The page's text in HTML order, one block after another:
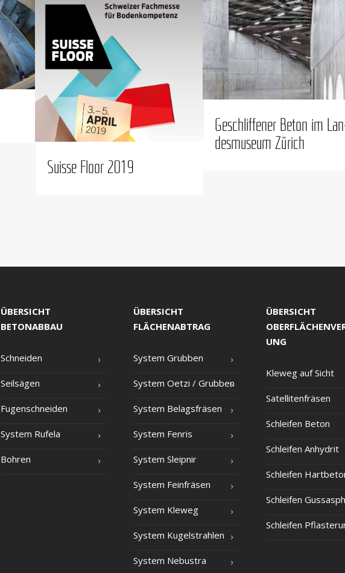
Suis­se Flo­or 2019
Geschlif­fe­ner Beton im
des­mu­se­um Zürich
ÜBERSICHT
BETONABBAU
Schnei­den
Seil­sä­gen
Fugen­schnei­den
Sys­tem Rufela
Boh­ren
ÜBERSICHT
FLÄCHENABTRAG
Sys­tem Grubben
Sys­tem Oet­zi /​ Grub­ben
Sys­tem Belagsfräsen
Sys­tem Fenris
Sys­tem Sleipnir
Sys­tem Feinfräsen
Sys­tem Kleweg
Sys­tem Kugelstrahlen
Sys­tem Nebustra
ÜBERSICHT
UNG
Kle­weg auf Sicht
Satel­li­ten­frä­sen
Schlei­fen Beton
Schlei­fen Anhydrit
Schlei­fen
Schlei­fen
Schlei­fen